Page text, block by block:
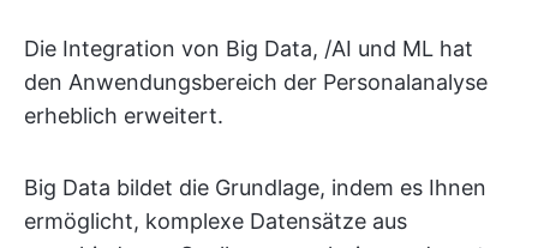
Die Integration von Big Data, /AI und ML hat
den Anwendungsbereich der Personalanalyse
erheblich erweitert.
Big Data bildet die Grundlage, indem es Ihnen
ermöglicht, komplexe Datensätze aus